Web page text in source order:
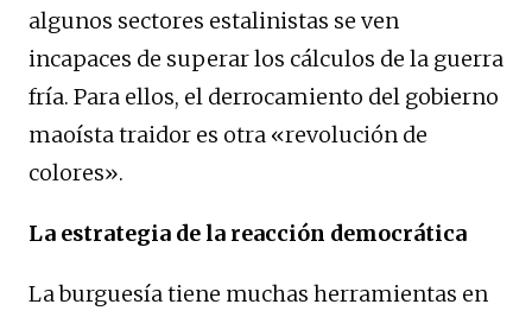
algunos sectores estalinistas se ven
incapaces de superar los cálculos de la guerra
fría. Para ellos, el derrocamiento del gobierno
maoísta traidor es otra «revolución de
colores».
La estrategia de la reacción democrática
La burguesía tiene muchas herramientas en